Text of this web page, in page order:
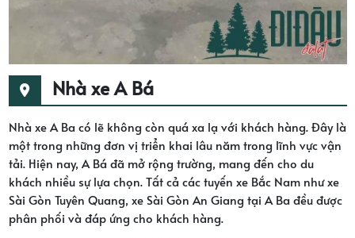
Nhà xe A Bá
Nhà xe A Ba có lẽ không còn quá xa lạ với khách hàng. Đây là
một trong những đơn vị triển khai lâu năm trong lĩnh vực vận
tải. Hiện nay, A Bá đã mở rộng trường, mang đến cho du
khách nhiều sự lựa chọn. Tất cả các tuyến xe Bắc Nam như xe
Sài Gòn Tuyên Quang, xe Sài Gòn An Giang tại A Ba đều được
phân phối và đáp ứng cho khách hàng.